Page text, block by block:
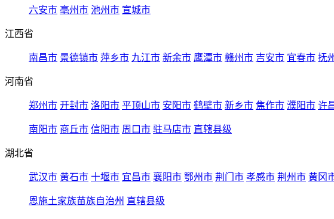
六安市 亳州市 池州市 宣城市
江西省
南昌市 景德镇市 萍乡市 九江市 新余市 鹰潭市 赣州市 吉安市 宜春市 抚
河南省
郑州市 开封市 洛阳市 平顶山市 安阳市 鹤壁市 新乡市 焦作市 濮阳市 许
南阳市 商丘市 信阳市 周口市 驻马店市 直辖县级
湖北省
武汉市 黄石市 十堰市 宜昌市 襄阳市 鄂州市 荆门市 孝感市 荆州市 黄冈
恩施土家族苗族自治州 直辖县级